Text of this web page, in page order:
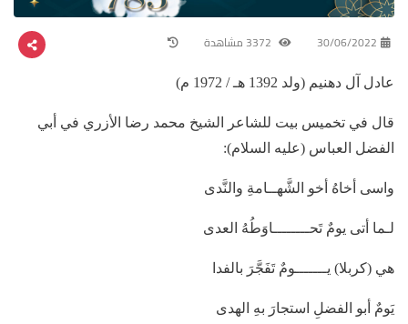
30/06/2022
عادل آل دهنيم (ولد 1392 هـ / 1972 م)
قال في تخميس بيت للشاعر الشيخ محمد رضا الأزري في أبي
الفضل العباس (عليه السلام):
واسى أخاهُ أخو الشَّهــامةِ والنَّدى
لـما أتى يومٌ تَحــــــــاوَطُهُ العدى
هي (كربلا) يـــــــومٌ تَفَجَّرَ بالفدا
يَومٌ أبو الفضلِ استجارَ بهِ الهدى